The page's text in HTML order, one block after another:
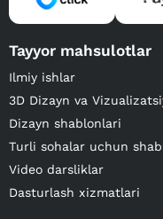
Tayyor mahsulotlar
Ilmiy ishlar
3D Dizayn va
Dizayn shablonlari
Turli sohalar uchun
Video darsliklar
Dasturlash xizmatlari